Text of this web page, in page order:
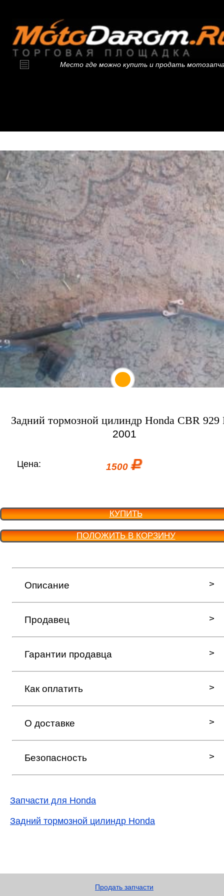
Место где можно купить и продать
Задний тормозной цилиндр Honda CBR 929
2001
Цена: 1500
КУПИТЬ
ПОЛОЖИТЬ В КОРЗИНУ
Описание
Продавец
Гарантии продавца
Как оплатить
О доставке
Безопасность
Запчасти для Honda
Задний тормозной цилиндр Honda
Продать запчасти